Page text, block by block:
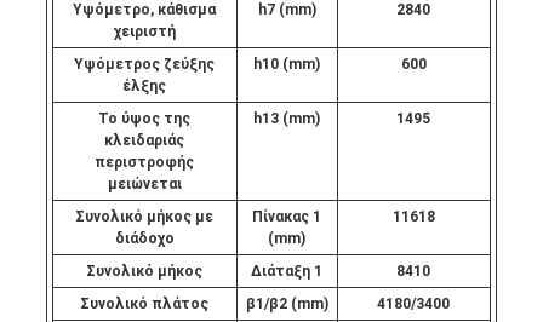
Υψόμετρο, κάθισμα
χειριστή
h7 (mm) 2840
Υψόμετρος ζεύξης
έλξης
h10 (mm) 600
Το ύψος της
κλειδαριάς
περιστροφής
μειώνεται
h13 (mm) 1495
Συνολικό μήκος με
διάδοχο
Πίνακας 1
(mm)
11618
Συνολικό μήκος Διάταξη 1
8410
Συνολικό πλάτος
β1/β2 (mm)
4180/3400